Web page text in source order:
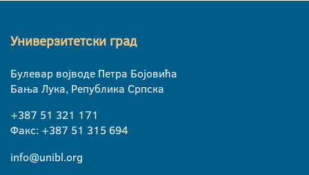
Универзитетски град
Булевар војводе Петра Бојовића
Бања Лука, Република Српска
+387 51 321 171
Факс: +387 51 315 694
info@unibl.org